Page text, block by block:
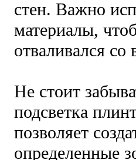
стен. Важно
материалы,
отваливался со
Не стоит
подсветка
позволяет
определенные